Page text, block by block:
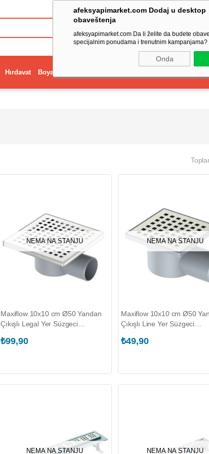
afeksyapimarket.com Dodaj u desktop
obaveštenja
afeksyapimarket.com Da li želite da budete
specijalnim ponudama i trenutnim kampanjama?
Onda
Hırdavat Boya
NEMA NA STANJU
Maxiflow 10x10 cm Ø50 Yandan
Çıkışlı Legal Yer Süzgeci
₺99,90
NEMA NA STANJU
Maxiflow 10x10 cm Ø50
Çıkışlı Line Yer Süzgeci
₺49,90
NEMA NA STANJU NEMA NA STANJU